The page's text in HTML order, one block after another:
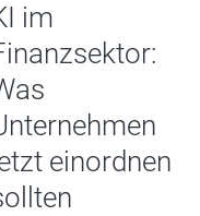
im
einordnen